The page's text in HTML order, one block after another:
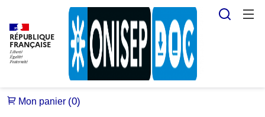
RÉPUBLIQUE
FRANÇAISE